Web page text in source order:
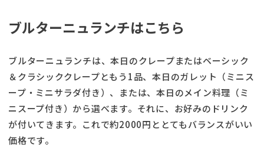
ブルターニュランチはこちら
ブルターニュランチは、本日のクレープまたはベーシック
＆クラシッククレープともう1品、本日のガレット（ミニス
ープ・ミニサラダ付き）、または、本日のメイン料理（ミ
ニスープ付き）から選べます。それに、お好みのドリンク
が付いてきます。これで約2000円ととてもバランスがいい
価格です。